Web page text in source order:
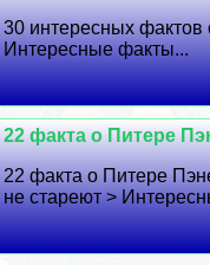
30 интересных фактов
Интересные факты...
22 факта о Питере
22 факта о Питере
не стареют >